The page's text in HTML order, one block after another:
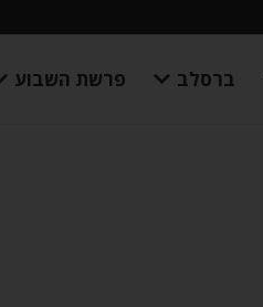
ברסלב פרשת השבוע